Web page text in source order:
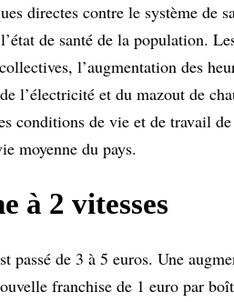
directes contre le système de
de santé de la population.
l’augmentation des
l’électricité et du mazout de
conditions de vie et de travail
moyenne du pays.
à 2 vitesses
de 3 à 5 euros. Une
franchise de 1 euro par